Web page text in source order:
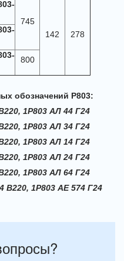
745
142
278
800
обозначений Р803:
1Р803 АЛ 44 Г24
1Р803 АЛ 34 Г24
1Р803 АЛ 14 Г24
1Р803 АЛ 24 Г24
1Р803 АЛ 64 Г24
В220, 1Р803 АЕ 574 Г24